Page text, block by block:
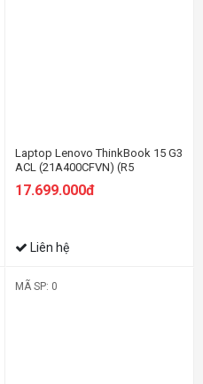
Laptop Lenovo ThinkBook 15 G3
ACL (21A400CFVN) (R5
SSD/15.6 FHD/Win11/Xám)
17.699.000đ
Liên hệ
MÃ SP: 0